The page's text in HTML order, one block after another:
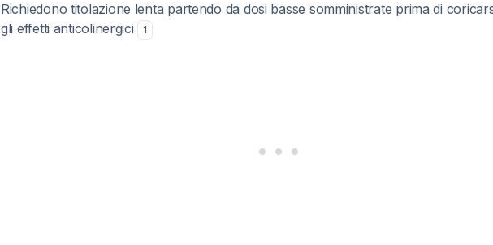
Richiedono titolazione lenta partendo da dosi basse somministrate prima di
gli effetti anticolinergici
1